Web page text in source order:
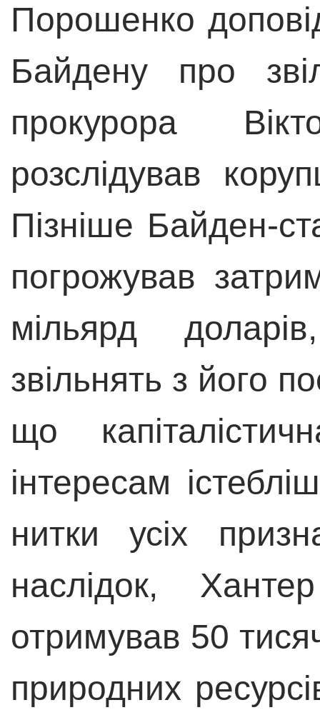
Порошенко
Байдену про
прокурора
розслідував
Пізніше Байден-
погрожував
мільярд
звільнять з його
що
інтересам
нитки усіх
наслідок,
отримував 50
природних